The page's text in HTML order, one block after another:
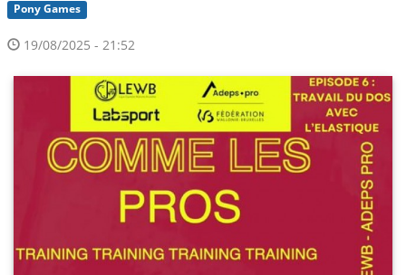
Pony Games
19/08/2025 - 21:52